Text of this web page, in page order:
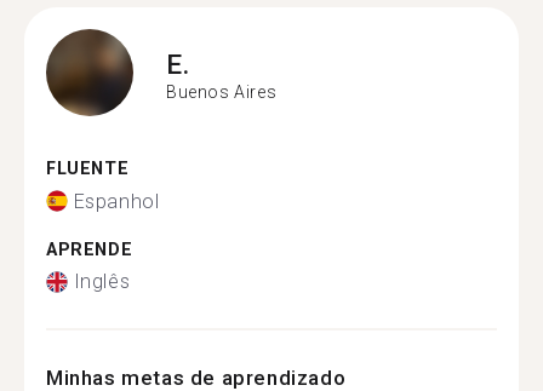
E.
Buenos Aires
FLUENTE
Espanhol
APRENDE
Inglês
Minhas metas de aprendizado